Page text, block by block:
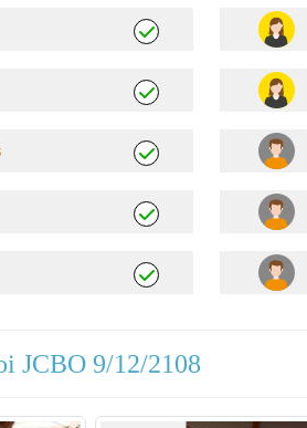
JCBO 9/12/2108